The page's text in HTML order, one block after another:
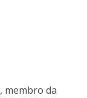
, membro da